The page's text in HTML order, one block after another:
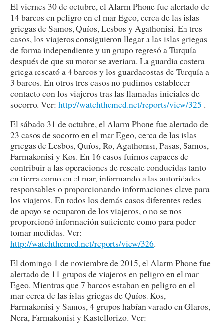
El viernes 30 de octubre, el Alarm Phone fue alertado de
14 barcos en peligro en el mar Egeo, cerca de las islas
griegas de Samos, Quíos, Lesbos y Agathonisi. En tres
casos, los viajeros consiguieron llegar a las islas griegas
de forma independiente y un grupo regresó a Turquía
después de que su motor se averiara. La guardia costera
griega rescató a 4 barcos y los guardacostas de Turquía a
3 barcos. En otros tres casos no pudimos establecer
contacto con los viajeros tras las llamadas iniciales de
socorro. Ver: http://watchthemed.net/reports/view/325 .
El sábado 31 de octubre, el Alarm Phone fue alertado de
23 casos de socorro en el mar Egeo, cerca de las islas
griegas de Lesbos, Quíos, Ro, Agathonisi, Pasas, Samos,
Farmakonisi y Kos. En 16 casos fuimos capaces de
contribuir a las operaciones de rescate conducidas tanto
en tierra como en el mar, informando a las autoridades
responsables o proporcionando informaciones clave para
los viajeros. En todos los demás casos diferentes redes
de apoyo se ocuparon de los viajeros, o no se nos
proporcionó información suficiente como para poder
tomar medidas. Ver:
http://watchthemed.net/reports/view/326.
El domingo 1 de noviembre de 2015, el Alarm Phone fue
alertado de 11 grupos de viajeros en peligro en el mar
Egeo. Mientras que 7 barcos estaban en peligro en el
mar cerca de las islas griegas de Quíos, Kos,
Farmakonisi y Samos, 4 grupos habían varado en Glaros,
Nera, Farmakonisi y Kastellorizo. Ver: